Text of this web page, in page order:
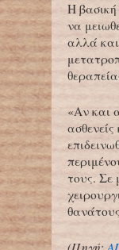
Η
να
αλλά
«Αν και
τους. Σε
(Πηγή: